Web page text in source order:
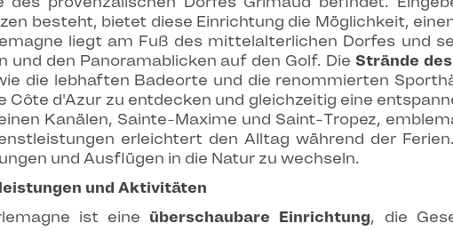
besteht, bietet diese Einrichtung die Möglichkeit,
liegt am Fuß des mittelalterlichen Dorfes und
und den Panoramablicken auf den Golf. DieStrände
die lebhaften Badeorte und die renommierten
Côte d'Azur zu entdecken und gleichzeitig eine
Kanälen, Sainte-Maxime und Saint-Tropez,
erleichtert den Alltag während der
und Ausflügen in die Natur zu wechseln.
und Aktivitäten
ist eine überschaubare Einrichtung, die